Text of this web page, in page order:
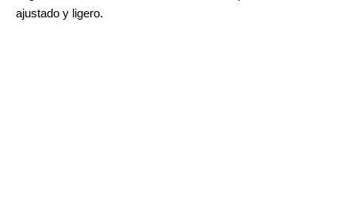
ajustado y ligero.